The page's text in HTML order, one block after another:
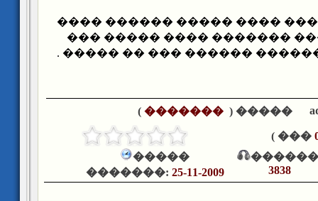
(�������� : 47) ��� ���� ����� ������
����� ��� ����� �������
���� ��� ��� �������
����� (
�������
)
��� )
�����
�������: 25-11-2009
3838